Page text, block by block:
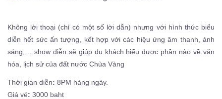
Không lời thoại (chỉ có một số lời dẫn) nhưng với hình thức biểu
diễn hết sức ấn tượng, kết hợp với các hiệu ứng âm thanh, ánh
sáng,… show diễn sẽ giúp du khách hiểu được phần nào về văn
hóa, lịch sử của đất nước Chùa Vàng
Thời gian diễn: 8PM hàng ngày.
Giá vé: 3000 baht